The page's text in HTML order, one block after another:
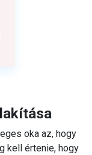
oka az, hogy
kell értenie, hogy